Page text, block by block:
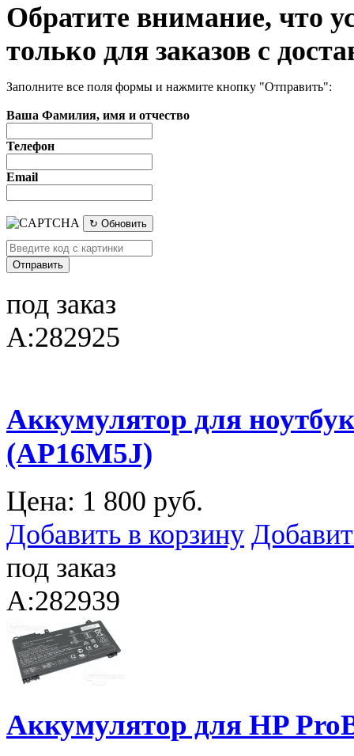
Обратите внимание, что
только для заказов с
Заполните все поля формы и нажмите кнопку "Отправить":
Ваша Фамилия, имя и отчество
Телефон
Email
↻ Обновить
под заказ
A:282925
Аккумулятор для
(AP16M5J)
Цена: 1 800 руб.
Добавить в корзину
под заказ
A:282939
Аккумулятор для HP